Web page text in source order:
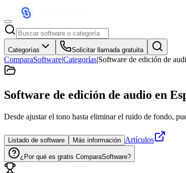
Categorías Solicitar llamada gratuita
ComparaSoftware|Categorías|Software de edición de
Software de edición de audio en
Desde ajustar el tono hasta eliminar el ruido de fondo,
Listado de software Más información Artículos
¿Por qué es gratis ComparaSoftware?